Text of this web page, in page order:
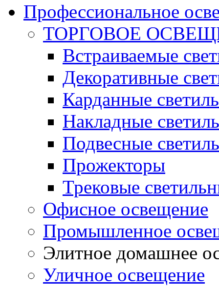
Профессиональное
ТОРГОВОЕ
Встраиваемые
Декоративные
Карданные
Накладные
Подвесные
Прожекторы
Трековые
Офисное освещение
Промышленное
Элитное домашнее
Уличное освещение